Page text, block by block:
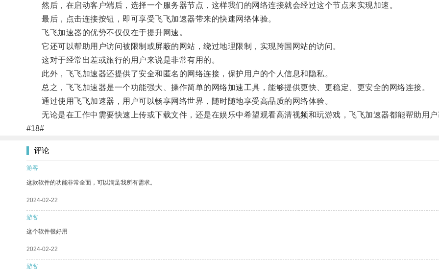
然后，在启动客户端后，选择一个服务器节点，这样我们的网络连接就会经过这个节点来实现加速。
最后，点击连接按钮，即可享受飞飞加速器带来的快速网络体验。
飞飞加速器的优势不仅仅在于提升网速。
它还可以帮助用户访问被限制或屏蔽的网站，绕过地理限制，实现跨国网站的访问。
这对于经常出差或旅行的用户来说是非常有用的。
此外，飞飞加速器还提供了安全和匿名的网络连接，保护用户的个人信息和隐私。
总之，飞飞加速器是一个功能强大、操作简单的网络加速工具，能够提供更快、更稳定、更安全的网络连接。
通过使用飞飞加速器，用户可以畅享网络世界，随时随地享受高品质的网络体验。
无论是在工作中需要快速上传或下载文件，还是在娱乐中希望观看高清视频和玩游戏，飞飞加速器都能帮助用户
#18#
评论
游客
这款软件的功能非常全面，可以满足我所有需求。
2024-02-22
游客
这个软件很好用
2024-02-22
游客